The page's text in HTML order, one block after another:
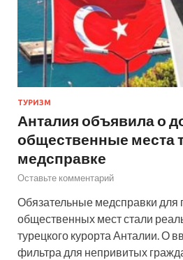
ТУРИЗМ
Анталия объявила о
общественные места
медсправке
Оставьте комментарий
Обязательные медсправки для
общественных мест стали
турецкого курорта Анталии. О
фильтра для непривитых